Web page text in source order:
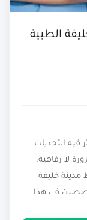
خليفة الطبية
فيه التحديات
لا رفاهية.
مدينة خليفة
في هذا